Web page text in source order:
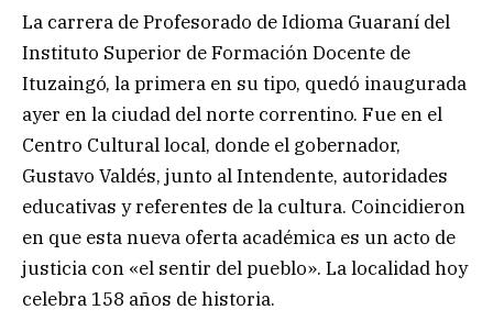
La carrera de Profesorado de Idioma Guaraní del
Instituto Superior de Formación Docente de
Ituzaingó, la primera en su tipo, quedó inaugurada
ayer en la ciudad del norte correntino. Fue en el
Centro Cultural local, donde el gobernador,
Gustavo Valdés, junto al Intendente, autoridades
educativas y referentes de la cultura. Coincidieron
en que esta nueva oferta académica es un acto de
justicia con «el sentir del pueblo». La localidad hoy
celebra 158 años de historia.